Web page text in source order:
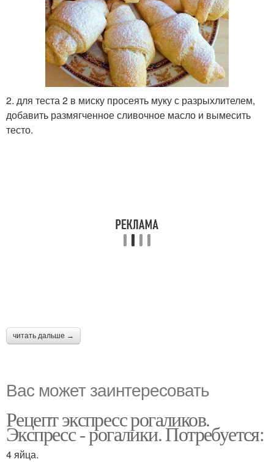
2. для теста 2 в миску просеять муку с разрыхлителем,
добавить размягченное сливочное масло и вымесить
тесто.
читать дальше →
Вас может заинтересовать
Рецепт экспресс рогаликов.
Экспресс - рогалики. Потребуется:
4 яйца.